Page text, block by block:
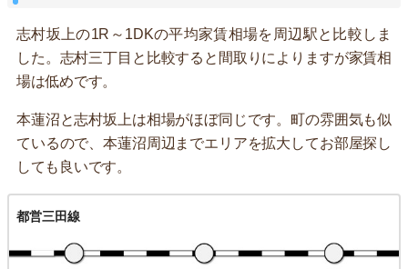
志村坂上の1R～1DKの平均家賃相場を周辺駅と比較しま
した。志村三丁目と比較すると間取りによりますが家賃相
場は低めです。
本蓮沼と志村坂上は相場がほぼ同じです。町の雰囲気も似
ているので、本蓮沼周辺までエリアを拡大してお部屋探し
しても良いです。
都営三田線